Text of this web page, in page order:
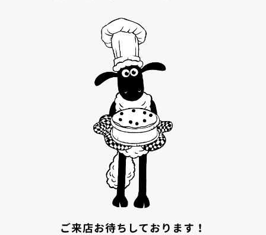
ご来店お待ちしております！